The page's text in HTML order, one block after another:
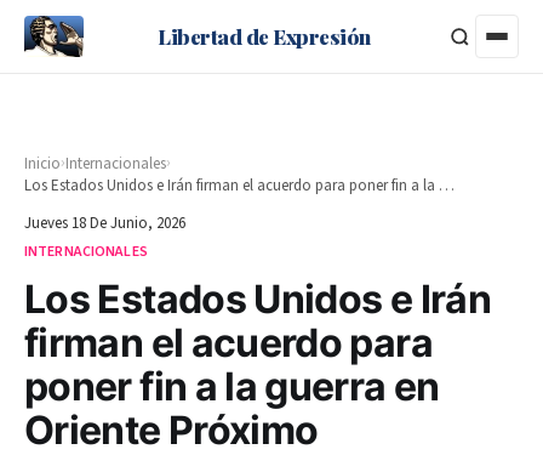
Libertad de Expresión
Inicio›Internacionales›
Los Estados Unidos e Irán firman el acuerdo para poner fin a la guerra en Oriente Próximo
Jueves 18 De Junio, 2026
INTERNACIONALES
Los Estados Unidos e Irán
firman el acuerdo para
poner fin a la guerra en
Oriente Próximo